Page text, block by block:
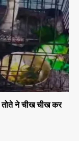
तोते ने चीख चीख कर